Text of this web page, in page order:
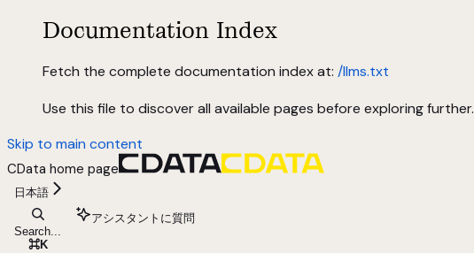
Documentation Index
Fetch the complete documentation index at: /llms.txt
Use this file to discover all available pages before exploring further.
Skip to main content
CData home page
日本語
Search...
⌘K
アシスタントに質問